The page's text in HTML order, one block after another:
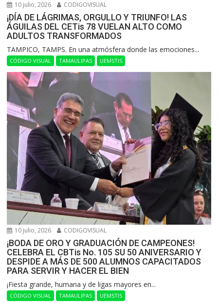
10 julio, 2026 CODIGOVISUAL
¡DÍA DE LÁGRIMAS, ORGULLO Y TRIUNFO! LAS
ÁGUILAS DEL CETis 78 VUELAN ALTO COMO
ADULTOS TRANSFORMADOS
​TAMPICO, TAMPS. En una atmósfera donde las emociones...
CÓDIGO VISUAL TAMAULIPAS UEMSTIS
10 julio, 2026 CODIGOVISUAL
¡BODA DE ORO Y GRADUACIÓN DE CAMPEONES!
CELEBRA EL CBTis No. 105 SU 50 ANIVERSARIO Y
DESPIDE A MÁS DE 500 ALUMNOS CAPACITADOS
PARA SERVIR Y HACER EL BIEN
​¡Fiesta grande, humana y de ligas mayores en...
CÓDIGO VISUAL TAMAULIPAS UEMSTIS